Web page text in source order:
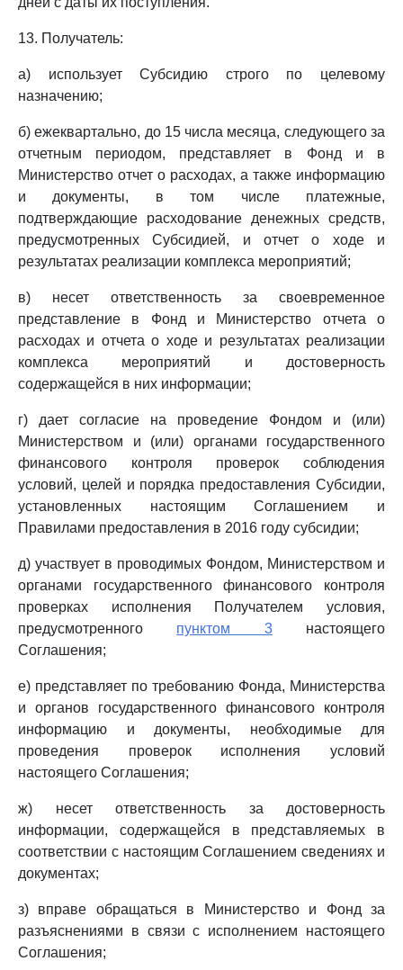
13. Получатель:
а) использует Субсидию строго по целевому
назначению;
б) ежеквартально, до 15 числа месяца, следующего за
отчетным периодом, представляет в Фонд и в
Министерство отчет о расходах, а также информацию
и документы, в том числе платежные,
подтверждающие расходование денежных средств,
предусмотренных Субсидией, и отчет о ходе и
результатах реализации комплекса мероприятий;
в) несет ответственность за своевременное
представление в Фонд и Министерство отчета о
расходах и отчета о ходе и результатах реализации
комплекса мероприятий и достоверность
содержащейся в них информации;
г) дает согласие на проведение Фондом и (или)
Министерством и (или) органами государственного
финансового контроля проверок соблюдения
условий, целей и порядка предоставления Субсидии,
установленных настоящим Соглашением и
Правилами предоставления в 2016 году субсидии;
д) участвует в проводимых Фондом, Министерством и
органами государственного финансового контроля
проверках исполнения Получателем условия,
предусмотренного пунктом 3настоящего
Соглашения;
е) представляет по требованию Фонда, Министерства
и органов государственного финансового контроля
информацию и документы, необходимые для
проведения проверок исполнения условий
настоящего Соглашения;
ж) несет ответственность за достоверность
информации, содержащейся в представляемых в
соответствии с настоящим Соглашением сведениях и
документах;
з) вправе обращаться в Министерство и Фонд за
разъяснениями в связи с исполнением настоящего
Соглашения;